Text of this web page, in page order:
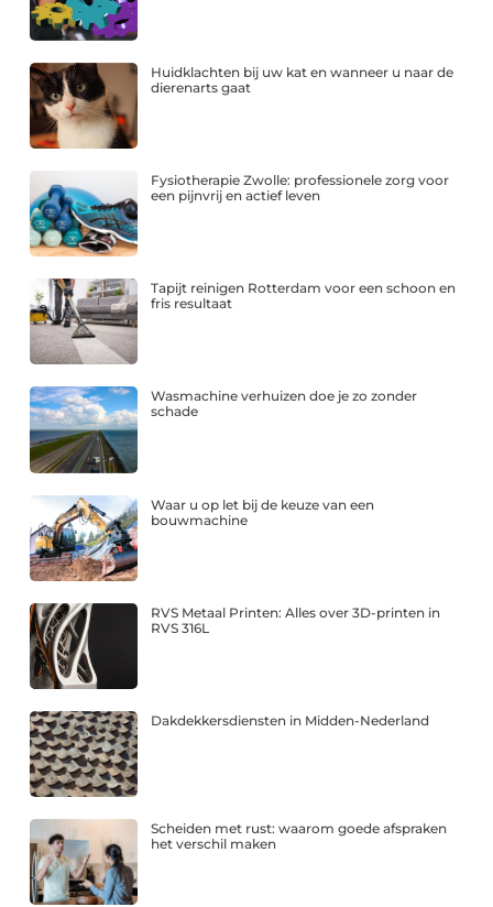
Huidklachten bij uw kat en wanneer u naar de
dierenarts gaat
Fysiotherapie Zwolle: professionele zorg voor
een pijnvrij en actief leven
Tapijt reinigen Rotterdam voor een schoon en
fris resultaat
Wasmachine verhuizen doe je zo zonder
schade
Waar u op let bij de keuze van een
bouwmachine
RVS Metaal Printen: Alles over 3D-printen in
RVS 316L
Dakdekkersdiensten in Midden-Nederland
Scheiden met rust: waarom goede afspraken
het verschil maken